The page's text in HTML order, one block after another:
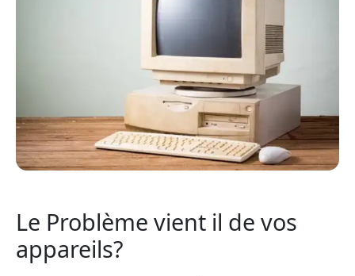
Le Problème vient il de vos
appareils?